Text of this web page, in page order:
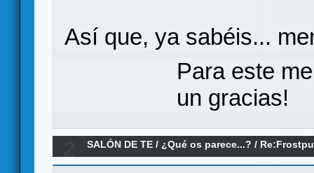
Así que, ya sabéis...
Para este
un gracias!
SALÓN DE TE /¿Qué os parece...? /